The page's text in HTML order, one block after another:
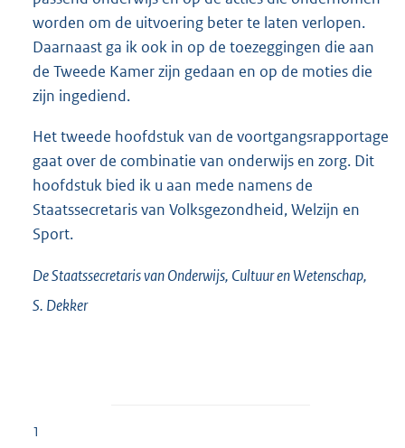
worden om de uitvoering beter te laten verlopen.
Daarnaast ga ik ook in op de toezeggingen die aan
de Tweede Kamer zijn gedaan en op de moties die
zijn ingediend.
Het tweede hoofdstuk van de voortgangsrapportage
gaat over de combinatie van onderwijs en zorg. Dit
hoofdstuk bied ik u aan mede namens de
Staatssecretaris van Volksgezondheid, Welzijn en
Sport.
De Staatssecretaris van Onderwijs, Cultuur en Wetenschap,
S. Dekker
1